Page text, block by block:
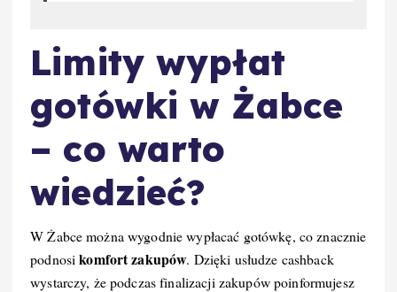
Limity wypłat
gotówki w Żabce
– co warto
wiedzieć?
W Żabce można wygodnie wypłacać gotówkę, co znacznie
podnosikomfort zakupów. Dzięki usłudze cashback
wystarczy, że podczas finalizacji zakupów poinformujesz